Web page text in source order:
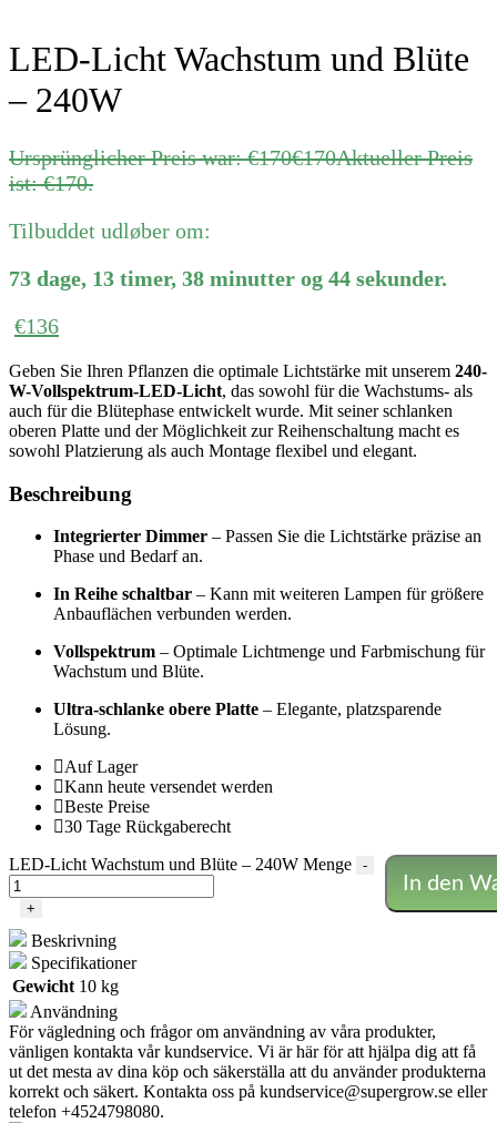
LED-Licht Wachstum und Blüte
– 240W
Ursprünglicher Preis war: €170€170Aktueller Preis
ist: €170.
Tilbuddet udløber om:
73 dage, 13 timer, 38 minutter og 44 sekunder.
€136
Geben Sie Ihren Pflanzen die optimale Lichtstärke mit unserem 240-
W-Vollspektrum-LED-Licht, das sowohl für die Wachstums- als
auch für die Blütephase entwickelt wurde. Mit seiner schlanken
oberen Platte und der Möglichkeit zur Reihenschaltung macht es
sowohl Platzierung als auch Montage flexibel und elegant.
Beschreibung
Integrierter Dimmer – Passen Sie die Lichtstärke präzise an
Phase und Bedarf an.
In Reihe schaltbar – Kann mit weiteren Lampen für größere
Anbauflächen verbunden werden.
Vollspektrum – Optimale Lichtmenge und Farbmischung für
Wachstum und Blüte.
Ultra-schlanke obere Platte – Elegante, platzsparende
Lösung.
Auf Lager
Kann heute versendet werden
Beste Preise
30 Tage Rückgaberecht
LED-Licht Wachstum und Blüte – 240W Menge
-
+
In den
Beskrivning
Specifikationer
Gewicht 10 kg
Användning
För vägledning och frågor om användning av våra produkter,
vänligen kontakta vår kundservice. Vi är här för att hjälpa dig att få
ut det mesta av dina köp och säkerställa att du använder produkterna
korrekt och säkert. Kontakta oss på kundservice@supergrow.se eller
telefon +4524798080.